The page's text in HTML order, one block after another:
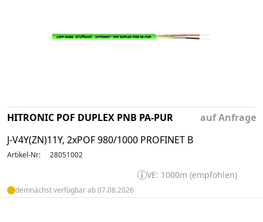
HITRONIC POF DUPLEX PNB PA-PUR
J-V4Y(ZN)11Y, 2xPOF 980/1000 PROFINET B
auf Anfrage
Artikel-Nr: 28051002
VE: 1000m (empfohlen)
demnächst verfügbar ab 07.08.2026